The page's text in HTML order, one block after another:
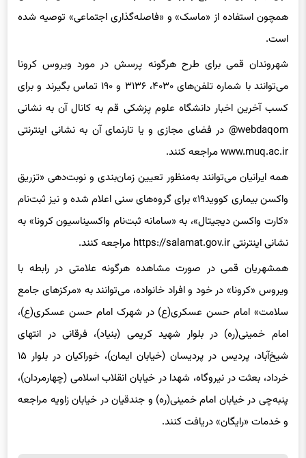
است.
شهروندان قمی برای طرح هرگونه پرسش در مورد ویروس کرونا
می‌توانند با شماره تلفن‌های ۴۰۳۰، ۳۱۳۶ و ۱۹۰ تماس بگیرند و برای
کسب آخرین اخبار دانشگاه علوم پزشکی قم به کانال آن به نشانی
webdaqom@ در فضای مجازی و یا تارنمای آن به نشانی اینترنتی
www.muq.ac.ir مراجعه کنند.
همه ایرانیان می‌توانند به‌منظور تعیین زمان‌بندی و نوبت‌دهی «تزریق
واکسن بیماری کووید۱۹» برای گروه‌های سنی اعلام شده و نیز ثبت‌نام
«کارت واکسن دیجیتال»، به «سامانه ثبت‌نام واکسیناسیون کرونا» به
نشانی اینترنتی https://salamat.gov.ir مراجعه کنند.
همشهریان قمی در صورت مشاهده هرگونه علامتی در رابطه با
ویروس «کرونا» در خود و افراد خانواده، می‌توانند به «مرکزهای جامع
سلامت» امام حسن عسکری(ع) در شهرک امام حسن عسکری(ع)،
امام خمینی(ره) در بلوار شهید کریمی (بنیاد)، فرقانی در انتهای
شیخ‌آباد، پردیس در پردیسان (خیابان ایمان)، خوراکیان در بلوار ۱۵
خرداد، بعثت در نیروگاه، شهدا در خیابان انقلاب اسلامی (چهارمردان)،
پنبه‌چی در خیابان امام خمینی(ره) و جندقیان در خیابان زاویه مراجعه
و خدمات «رایگان» دریافت کنند.